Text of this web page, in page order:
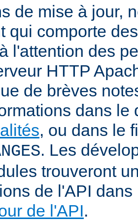
de mise à jour,
qui comporte
l'attention des
HTTP
de brèves
dans
, ou dans le
. Les
trouveront
de l'API
de l'API.